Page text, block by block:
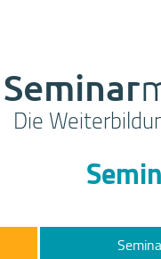
Seminar
Die